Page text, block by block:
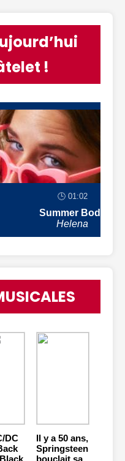
!
🕒 01:02
Summer Body
Helena
DC
Il y a 50 ans,
Springsteen
bouclait sa